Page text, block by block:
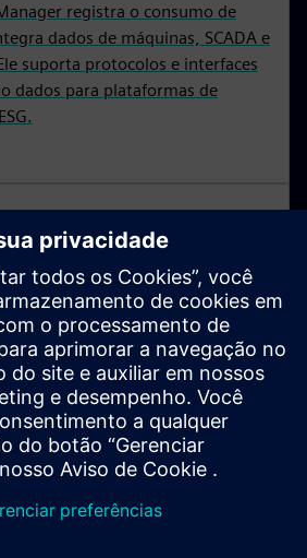
registra o consumo de
dados de máquinas, SCADA e
suporta protocolos e interfaces
dados para plataformas de
1200
são a escolha inteligente
de automação com funções
e tecnologia. Os
S7-1200 estão disponíveis nas
de falhas.